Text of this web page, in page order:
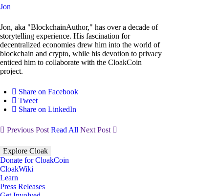
Jon
Jon, aka "BlockchainAuthor," has over a decade of
storytelling experience. His fascination for
decentralized economies drew him into the world of
blockchain and crypto, while his devotion to privacy
enticed him to collaborate with the CloakCoin
project.
Share on Facebook
Tweet
Share on LinkedIn
Previous Post Read All Next Post
Explore Cloak
Donate for CloakCoin
CloakWiki
Learn
Press Releases